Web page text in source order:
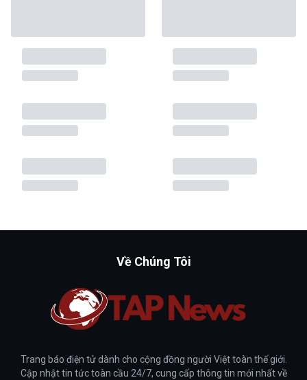
Về Chúng Tôi
Trang báo điện tử dành cho cộng đồng người Việt toàn thế giới.
Cập nhật tin tức toàn cầu 24/7, cung cấp thông tin mới nhất về